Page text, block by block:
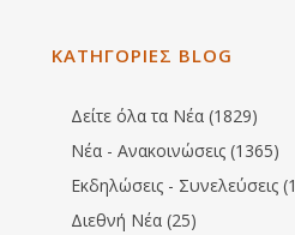
ΚΑΤΗΓΟΡΙΕΣ BLOG
Δείτε όλα τα Νέα (1829)
Νέα - Ανακοινώσεις (1365)
Εκδηλώσεις - Συνελεύσεις
Διεθνή Νέα (25)